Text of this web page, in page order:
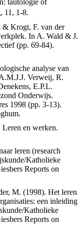
tautologie of
11, 1-8.
& Krogt, F. van der
In A. Wald & J.
(pp. 69-84).
analyse van
Verweij, R.
E.P.L.
Onderwijs.
1998 (pp. 3-13).
en werken.
leren (research
Katholieke
Reports on
M. (1998). Het leren
een inleiding
Katholieke
Reports on